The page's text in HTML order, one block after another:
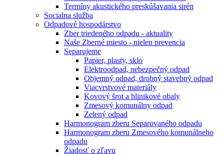
Termíny akustického preskúšavania sirén
Socialna služba
Odpadové hospodárstvo
Zber triedeného odpadu - aktuality
Naše Zberné miesto - nielen prevencia
Separujeme
Papier, plasty, sklo
Elektroodpad, nebezpečný odpad
Objemný odpad, drobný stavebný odpad
Viacvrstvové materiály
Kovový šrot a hlinikové obaly
Zmesový komunálny odpad
Zelený odpad
Harmonogram zberu Separovaného odpadu
Harmonogram zberu Zmesového komunálneho
odpadu
Žiadosť o zľavu